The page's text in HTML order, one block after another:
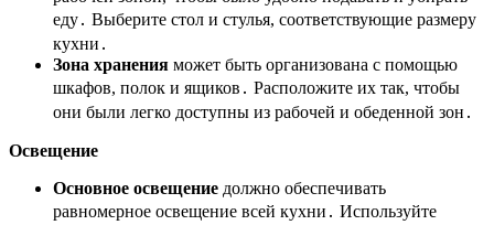
еду․ Выберите стол и стулья, соответствующие размеру
кухни․
Зона хранения может быть организована с помощью
шкафов, полок и ящиков․ Расположите их так, чтобы
они были легко доступны из рабочей и обеденной зон․
Освещение
Основное освещение должно обеспечивать
равномерное освещение всей кухни․ Используйте